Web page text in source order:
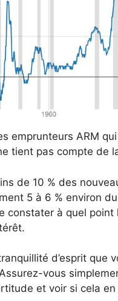
emprunteurs ARM
tient pas compte de
de 10 % des
5 à 6 % environ
constater à quel
d’esprit que
vous
et voir si cela